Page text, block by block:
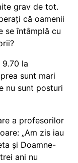
grav de tot.
că oamenii
se întâmplă cu
la
sunt mari
nu sunt posturi
a profesorilor
„Am zis iau
și Doamne-
ani nu